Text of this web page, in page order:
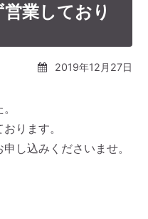
業しており
2019年12月27日
。
ります。
し込みくださいませ。